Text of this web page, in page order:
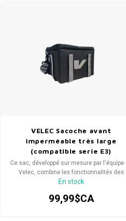
VELEC Sacoche avant
imperméable très large
(compatible serie E3)
Ce sac, développé sur mesure par l'équipe
Velec, combine les fonctionnalités des
meilleures sacoches sur le marché, en un
En stock
99,99$CA